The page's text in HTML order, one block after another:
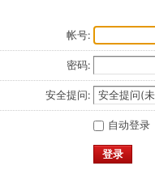
帐号:
密码:
安全提问:
自动登录
登录